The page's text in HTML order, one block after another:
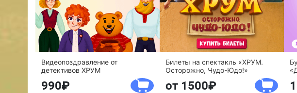
Видеопоздравление от
детективов ХРУМ
990
Билеты на спектакль «ХРУМ.
Осторожно, Чудо-Юдо!»
от 1500